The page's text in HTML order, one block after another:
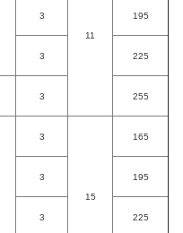
11
3 195
3 225
3 255
3
15
165
3 195
3 225